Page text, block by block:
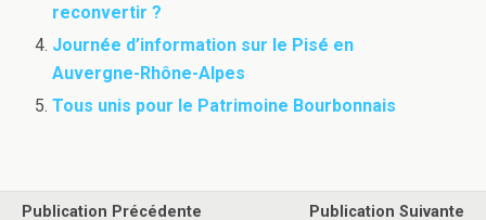
reconvertir ?
Journée d’information sur le Pisé en
Auvergne-Rhône-Alpes
Tous unis pour le Patrimoine Bourbonnais
Publication Précédente
Publication Suivante